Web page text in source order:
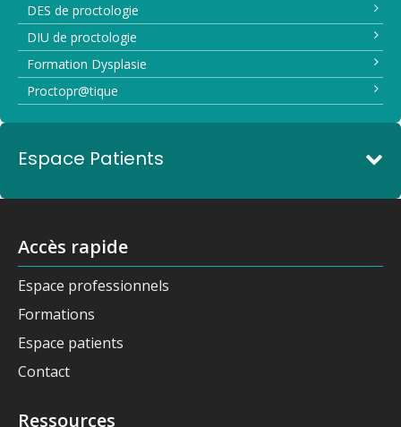
DES de proctologie
DIU de proctologie
Formation Dysplasie
Proctopr@tique
Espace Patients
Accès rapide
Espace professionnels
Formations
Espace patients
Contact
Ressources